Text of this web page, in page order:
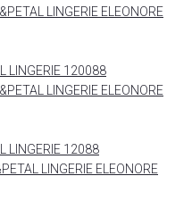
LINGERIE ELEONORE
LINGERIE ELEONORE
LINGERIE ELEONORE